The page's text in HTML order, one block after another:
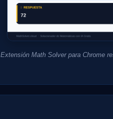
Extensión Math Solver para Chrome